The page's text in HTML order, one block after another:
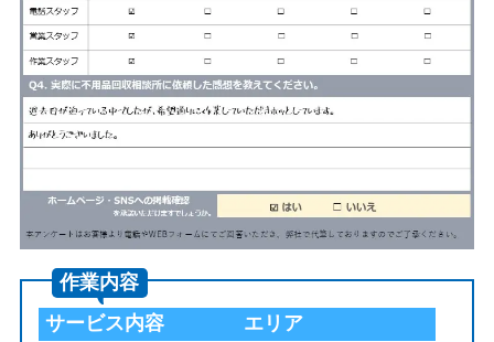
よくある質問
作業内容
サービス内容
エリア